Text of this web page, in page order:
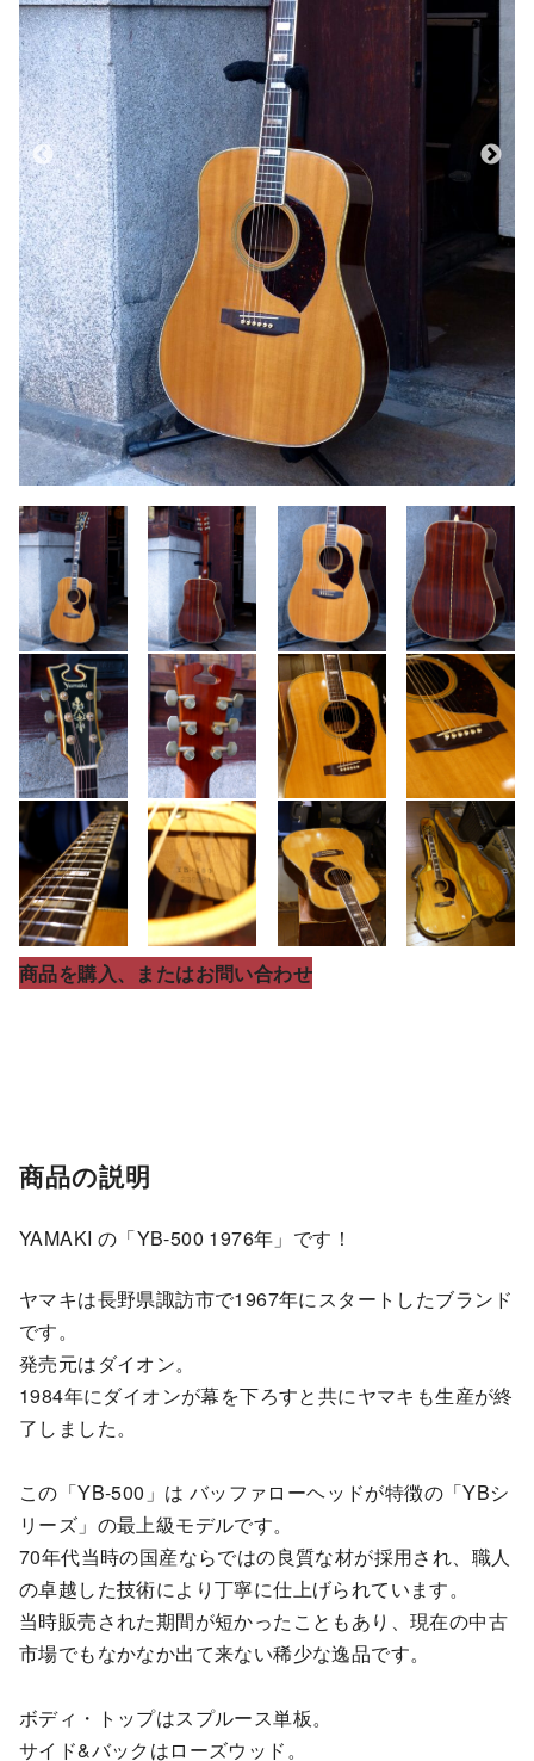
商品を購入、またはお問い合わせ
商品の説明
YAMAKI の「YB-500 1976年」です！
ヤマキは長野県諏訪市で1967年にスタートしたブランド
です。
発売元はダイオン。
1984年にダイオンが幕を下ろすと共にヤマキも生産が終
了しました。
この「YB-500」は バッファローヘッドが特徴の「YBシ
リーズ」の最上級モデルです。
70年代当時の国産ならではの良質な材が採用され、職人
の卓越した技術により丁寧に仕上げられています。
当時販売された期間が短かったこともあり、現在の中古
市場でもなかなか出て来ない稀少な逸品です。
ボディ・トップはスプルース単板。
サイド&バックはローズウッド。